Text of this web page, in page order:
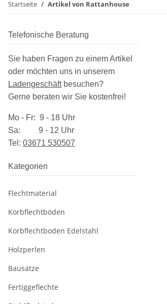
Startseite Artikel von Rattanhouse
Telefonische Beratung
Sie haben Fragen zu einem Artikel
oder möchten uns in unserem
Ladengeschäftbesuchen?
Gerne beraten wir Sie kostenfrei!
Mo - Fr: 9 - 18 Uhr
Sa: 9 - 12 Uhr
Tel: 03​671 530507
Kategorien
Flechtmaterial
Korbflechtböden
Korbflechtboden Edelstahl
Holzperlen
Bausätze
Fertiggeflechte